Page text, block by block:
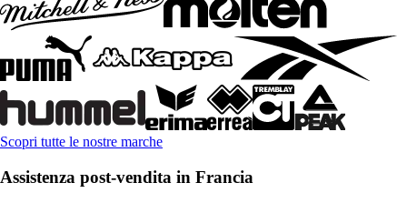
Scopri tutte le nostre marche
Assistenza post-vendita in Francia